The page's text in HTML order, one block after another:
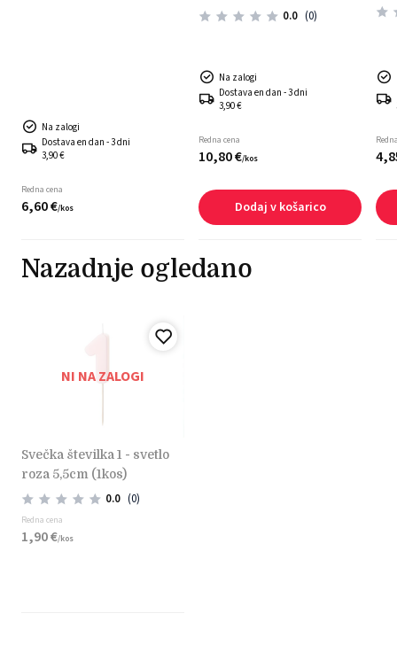
Na zalogi
Dostava en dan - 3 dni
3,90 €
Redna cena
6,60€/kos
0.0 (0)
Na zalogi
Dostava en dan - 3 dni
3,90 €
Redna cena
10,80€/kos
Dodaj v košarico
4,
Nazadnje ogledano
NI NA ZALOGI
svečka številka 1 - svetlo
roza 5,5cm (1kos)
0.0 (0)
Redna cena
1,90€/kos